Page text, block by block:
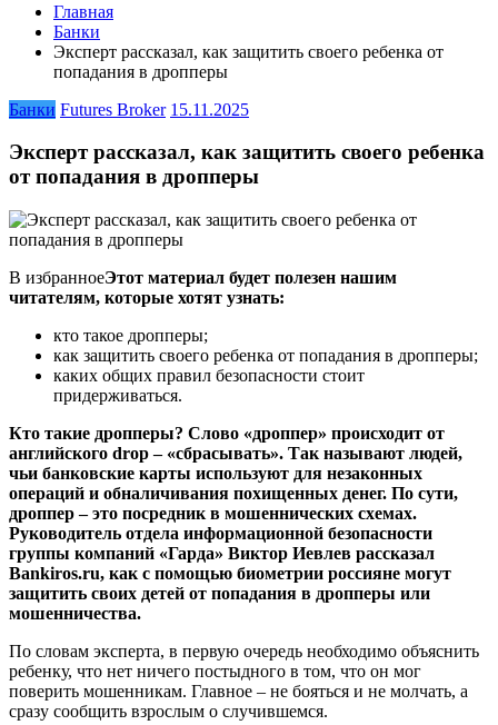
Главная
Банки
Эксперт рассказал, как защитить своего ребенка от
попадания в дропперы
Банки Futures Broker 15.11.2025
Эксперт рассказал, как защитить своего ребенка
от попадания в дропперы
В избранноеЭтот материал будет полезен нашим
читателям, которые хотят узнать:
кто такое дропперы;
как защитить своего ребенка от попадания в дропперы;
каких общих правил безопасности стоит
придерживаться.
Кто такие дропперы? Слово «дроппер» происходит от
английского drop – «сбрасывать». Так называют людей,
чьи банковские карты используют для незаконных
операций и обналичивания похищенных денег. По сути,
дроппер – это посредник в мошеннических схемах.
Руководитель отдела информационной безопасности
группы компаний «Гарда» Виктор Иевлев рассказал
Bankiros.ru, как с помощью биометрии россияне могут
защитить своих детей от попадания в дропперы или
мошенничества.
По словам эксперта, в первую очередь необходимо объяснить
ребенку, что нет ничего постыдного в том, что он мог
поверить мошенникам. Главное – не бояться и не молчать, а
сразу сообщить взрослым о случившемся.